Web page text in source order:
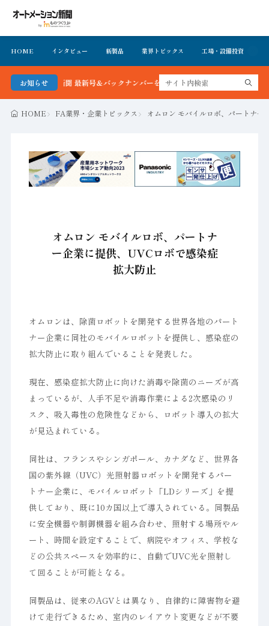
HOME インタビュー 新製品 業界トピックス 工場・設備投資
お知らせ
ン新聞 最新号＆バックナンバーを無料で公開中 詳細はこちら
HOME FA業界・企業トピックス オムロン モバイルロボ、パートナ
オムロン モバイルロボ、パートナ
ー企業に提供、UVCロボで感染症
拡大防止
オムロンは、除菌ロボットを開発する世界各地のパート
ナー企業に同社のモバイルロボットを提供し、感染症の
拡大防止に取り組んでいることを発表した。
現在、感染症拡大防止に向けた消毒や除菌のニーズが高
まっているが、人手不足や消毒作業による2次感染のリ
スク、吸入毒性の危険性などから、ロボット導入の拡大
が見込まれている。
同社は、フランスやシンガポール、カナダなど、世界各
国の紫外線（UVC）光照射器ロボットを開発するパー
トナー企業に、モバイルロボット「LDシリーズ」を提
供しており、既に10カ国以上で導入されている。同製品
に安全機器や制御機器を組み合わせ、照射する場所やル
ート、時間を設定することで、病院やオフィス、学校な
どの公共スペースを効率的に、自動でUVC光を照射し
て回ることが可能となる。
同製品は、従来のAGVとは異なり、自律的に障害物を避
けて走行できるため、室内のレイアウト変更などが不要